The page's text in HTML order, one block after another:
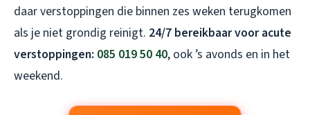
daar verstoppingen die binnen zes weken terugkomen
als je niet grondig reinigt. 24/7 bereikbaar voor acute
verstoppingen: 085 019 50 40, ook ’s avonds en in het
weekend.